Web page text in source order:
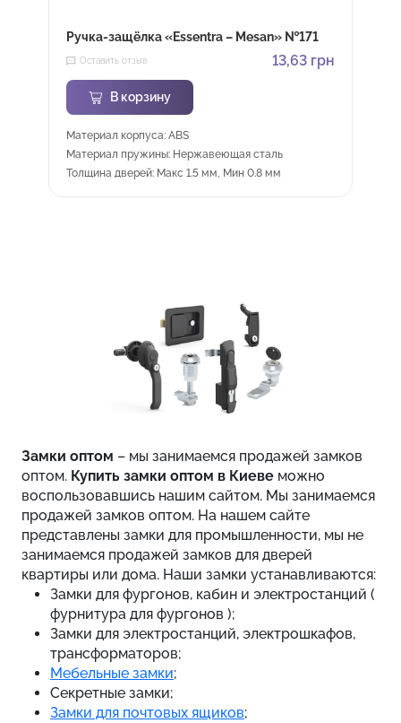
Ручка-защёлка «Essentra – Mesan» №171
Оставить отзыв 13,63 грн
В корзину
Материал корпуса: ABS
Материал пружины: Нержавеющая сталь
Толщина дверей: Макс 1.5 мм, Мин 0.8 мм
Замки оптом – мы занимаемся продажей замков
оптом. Купить замки оптом в Киеве можно
воспользовавшись нашим сайтом. Мы занимаемся
продажей замков оптом. На нашем сайте
представлены замки для промышленности, мы не
занимаемся продажей замков для дверей
квартиры или дома. Наши замки устанавливаются:
Замки для фургонов, кабин и электростанций (
фурнитура для фургонов );
Замки для электростанций, электрошкафов,
трансформаторов;
Мебельные замки;
Секретные замки;
Замки для почтовых ящиков;